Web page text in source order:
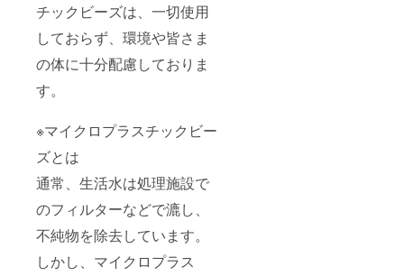
チックビーズは、一切使用
しておらず、環境や皆さま
の体に十分配慮しておりま
す。
※マイクロプラスチックビー
ズとは
通常、生活水は処理施設で
のフィルターなどで漉し、
不純物を除去しています。
しかし、マイクロプラス